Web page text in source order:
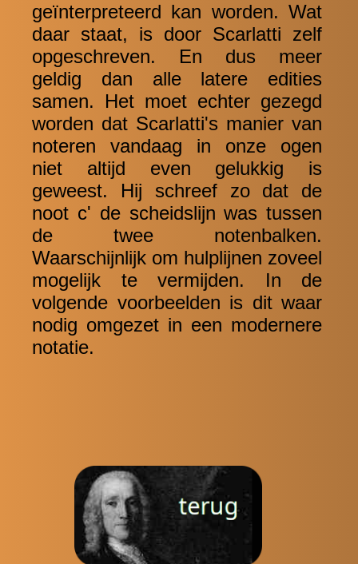
geïnterpreteerd kan worden. Wat
daar staat, is door Scarlatti zelf
opgeschreven. En dus meer
geldig dan alle latere edities
samen. Het moet echter gezegd
worden dat Scarlatti's manier van
noteren vandaag in onze ogen
niet altijd even gelukkig is
geweest. Hij schreef zo ​​dat de
noot c' de scheidslijn was tussen
de twee notenbalken.
Waarschijnlijk om hulplijnen zoveel
mogelijk te vermijden. In de
volgende voorbeelden is dit waar
nodig omgezet in een modernere
notatie.